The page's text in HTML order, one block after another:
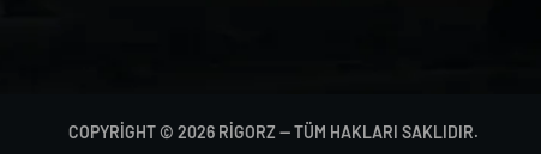
COPYRIGHT © 2026 RIGORZ — TÜM HAKLARI SAKLIDIR.